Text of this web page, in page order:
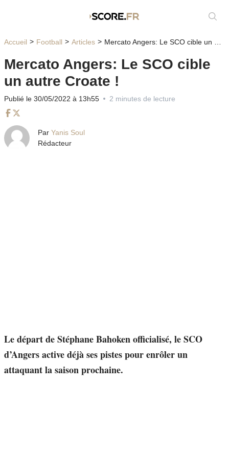
Accueil Football Articles Mercato Angers: Le SCO cible un autre Croate !
Mercato Angers: Le SCO cible
un autre Croate !
Publié le 30/05/2022 à 13h55 2 minutes de lecture
Par Yanis Soul
Rédacteur
Le départ de Stéphane Bahoken officialisé, le SCO
d’Angers active déjà ses pistes pour enrôler un
attaquant la saison prochaine.